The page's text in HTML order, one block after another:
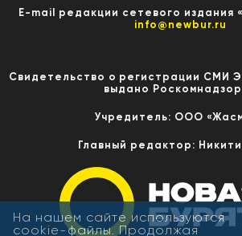
E-mail редакции сетевого издания
info@newbur.ru
Свидетельство о регистрации СМИ
выдано
Учредитель: ООО
Главный редактор:
На нашем сайте используются
cookie-файлы. Продолжая